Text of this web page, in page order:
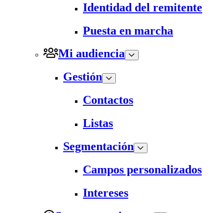
Identidad del remitente
Puesta en marcha
Mi audiencia
Gestión
Contactos
Listas
Segmentación
Campos personalizados
Intereses